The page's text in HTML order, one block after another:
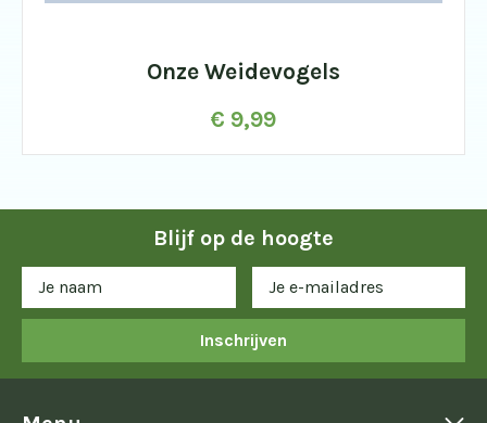
Onze Weidevogels
€ 9,99
Blijf op de hoogte
Inschrijven